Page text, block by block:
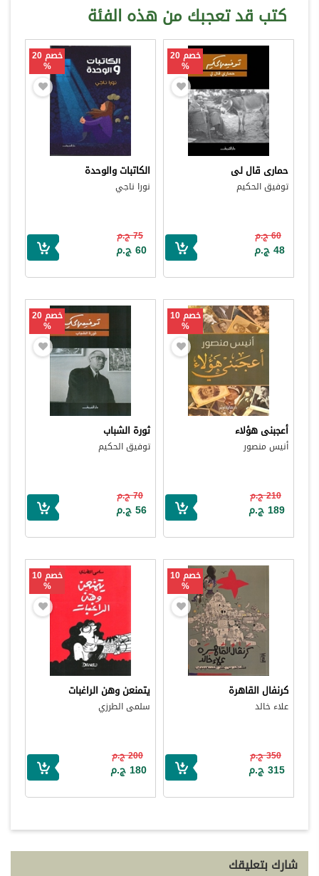
كتب قد تعجبك من هذه الفئة
خصم 20
%
حمارى قال لى
توفيق الحكيم
60 ج.م
48 ج.م
خصم 20
%
الكاتبات والوحدة
نورا ناجي
75 ج.م
60 ج.م
خصم 10
%
أعجبنى هؤلاء
أنيس منصور
210 ج.م
189 ج.م
خصم 20
%
ثورة الشباب
توفيق الحكيم
70 ج.م
56 ج.م
خصم 10
%
كرنفال القاهرة
علاء خالد
350 ج.م
315 ج.م
خصم 10
%
يتمنعن وهن الراغبات
سلمى الطرزي
200 ج.م
180 ج.م
شارك بتعليقك